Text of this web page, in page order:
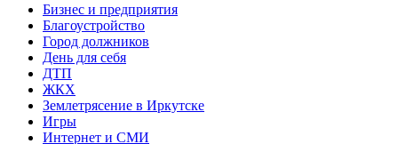
Бизнес и предприятия
Благоустройство
Город должников
День для себя
ДТП
ЖКХ
Землетрясение в Иркутске
Игры
Интернет и СМИ